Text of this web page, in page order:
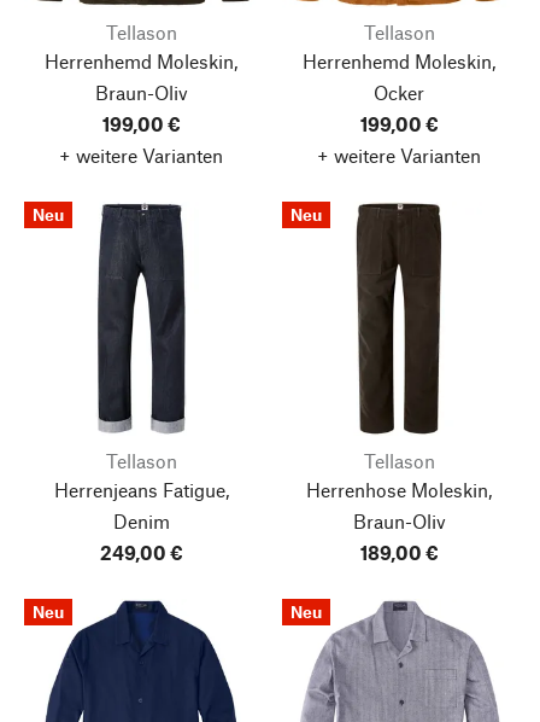
Tellason
Herrenhemd Moleskin,
Braun-Oliv
199,00 €
+ weitere Varianten
Tellason
Herrenhemd Moleskin,
Ocker
199,00 €
+ weitere Varianten
Neu
Tellason
Herrenjeans Fatigue,
Denim
249,00 €
Neu
Tellason
Herrenhose Moleskin,
Braun-Oliv
189,00 €
Neu Neu